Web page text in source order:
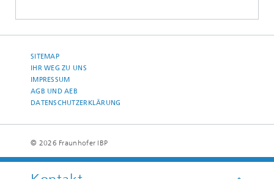
SITEMAP
IHR WEG ZU UNS
IMPRESSUM
AGB UND AEB
DATENSCHUTZERKLÄRUNG
© 2026 Fraunhofer IBP